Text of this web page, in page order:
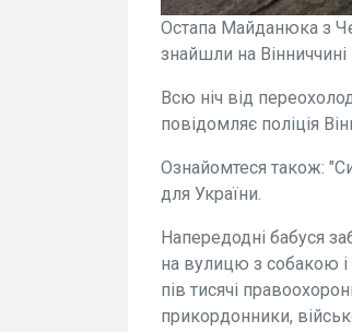
Остапа Майданюка з
знайшли на
Всю ніч від
повідомляє поліція
Ознайомтеся також:
для України.
Напередодні бабуся
на вулицю з собакою
пів тисячі
прикордонники,